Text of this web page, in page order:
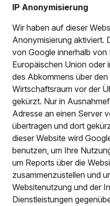
IP Anonymisierung
Wir haben auf dieser
Anonymisierung aktiviert.
von Google innerhalb von
Europäischen Union oder
des Abkommens über
Wirtschaftsraum vor der
gekürzt. Nur in
Adresse an einen Server
übertragen und dort
dieser Website wird
benutzen, um Ihre
um Reports über die
zusammenzustellen und
Websitenutzung und der
Dienstleistungen